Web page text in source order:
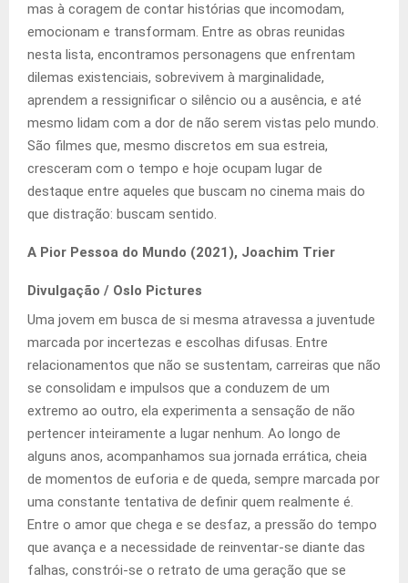
mas à coragem de contar histórias que incomodam,
emocionam e transformam. Entre as obras reunidas
nesta lista, encontramos personagens que enfrentam
dilemas existenciais, sobrevivem à marginalidade,
aprendem a ressignificar o silêncio ou a ausência, e até
mesmo lidam com a dor de não serem vistas pelo mundo.
São filmes que, mesmo discretos em sua estreia,
cresceram com o tempo e hoje ocupam lugar de
destaque entre aqueles que buscam no cinema mais do
que distração: buscam sentido.
A Pior Pessoa do Mundo (2021), Joachim Trier
Divulgação / Oslo Pictures
Uma jovem em busca de si mesma atravessa a juventude
marcada por incertezas e escolhas difusas. Entre
relacionamentos que não se sustentam, carreiras que não
se consolidam e impulsos que a conduzem de um
extremo ao outro, ela experimenta a sensação de não
pertencer inteiramente a lugar nenhum. Ao longo de
alguns anos, acompanhamos sua jornada errática, cheia
de momentos de euforia e de queda, sempre marcada por
uma constante tentativa de definir quem realmente é.
Entre o amor que chega e se desfaz, a pressão do tempo
que avança e a necessidade de reinventar-se diante das
falhas, constrói-se o retrato de uma geração que se